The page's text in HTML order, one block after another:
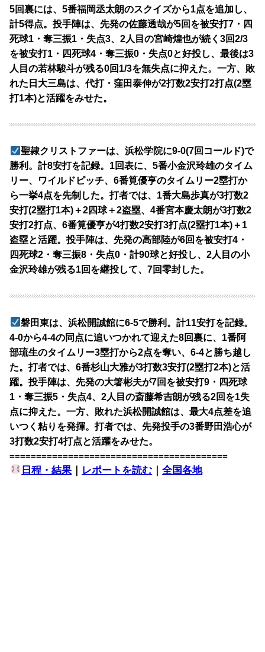
5回裏には、5番福岡丞太朗のスクイズから1点を追加し、
計5得点。投手陣は、先発の佐藤透哉が5回を被安打7・四
死球1・奪三振1・失点3、2人目の宮崎煌也が続く3回2/3
を被安打1・四死球4・奪三振0・失点0と好投し、最後は3
人目の若林駿斗が残る0回1/3を無失点に抑えた。一方、敗
れた日大三島は、代打・窪田泰伸が2打数2安打2打点(2塁
打1本)と活躍をみせた。
聖隷クリストファーは、浜松学院に9-0(7回コールド)で
勝利。計8安打を記録。1回表に、5番小金沢玲雄のタイム
リー、ワイルドピッチ、6番筧優亨のタイムリー2塁打か
ら一挙4点を先制した。打者では、1番大島歩真が3打数2
安打(2塁打1本)＋2四球＋2盗塁、4番宮本慶太朗が3打数2
安打2打点、6番筧優亨が4打数2安打3打点(2塁打1本)＋1
盗塁と活躍。投手陣は、先発の高部陸が6回を被安打4・
四死球2・奪三振8・失点0・計90球と好投し、2人目の小
金沢玲雄が残る1回を継投して、7回零封した。
磐田東は、浜松開誠館に6-5で勝利。計11安打を記録。
4-0から4-4の同点に追いつかれて迎えた8回裏に、1番阿
部琉生のタイムリー3塁打から2点を奪い、6-4と勝ち越し
た。打者では、6番杉山大雅が3打数3安打(2塁打2本)と活
躍。投手陣は、先発の大箸彬夫が7回を被安打9・四死球
1・奪三振5・失点4、2人目の斎藤希吉朗が残る2回を1失
点に抑えた。一方、敗れた浜松開誠館は、最大4点差を追
いつく粘りを発揮。打者では、先発投手の3番野田浩心が
3打数2安打4打点と活躍をみせた。
=========================================
日程・結果 ｜ レポートを読む ｜全国各地